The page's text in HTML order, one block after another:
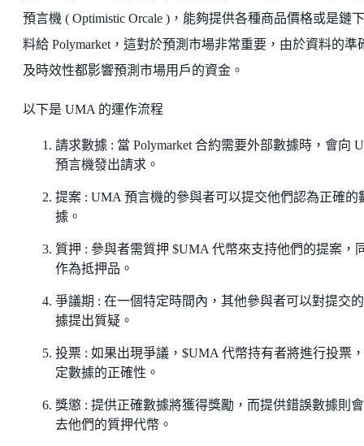
預言機 ( Optimistic Orcale )，能夠提供各種商品價格或是鏈
料給 Polymarket，這對於預測市場非常重要，由於資料的準
及時效性都影響預測市場用戶的資金。
以下是 UMA 的運作流程
請求數據 : 當 Polymarket 合約需要外部數據時，會向
預言機發出請求。
提案 : UMA 預言機的參與者可以提交他們認為正確的
據。
質押 : 參與者需質押 $UMA 代幣來支持他們的提案，
作為抵押品。
爭議期 : 在一個特定時間內，其他參與者可以對提交
據提出質疑。
投票 : 如果出現爭議，$UMA 代幣持有者將進行投票
定數據的正確性。
獎懲 : 提供正確數據將獲得獎勵，而提供錯誤數據則
去他們的質押代幣。